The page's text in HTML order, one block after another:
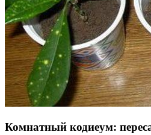
Комнатный кодиеум: